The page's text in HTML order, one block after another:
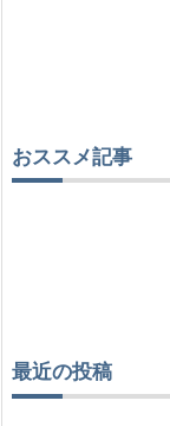
おススメ記事
最近の投稿